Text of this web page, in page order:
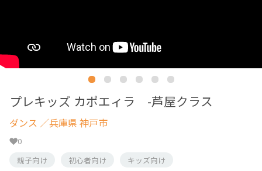
プレキッズ カポエィラ -芦屋クラス
ダンス ／兵庫県 神戸市
0
親子向け
初心者向け キッズ向け